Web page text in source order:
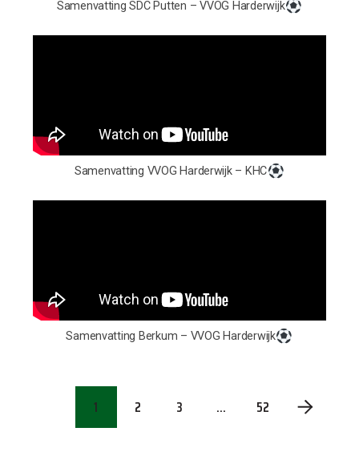
Samenvatting SDC Putten – VVOG Harderwijk
Samenvatting VVOG Harderwijk – KHC
Samenvatting Berkum – VVOG Harderwijk
1 2 3 … 52